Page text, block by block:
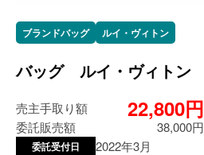
ブランドバッグ ルイ・ヴィトン
バッグ ルイ・ヴィトン
売主手取り額 22,800円
委託販売額 38,000円
委託受付日 2022年3月